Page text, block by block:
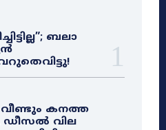
ബലാ
കനത്ത
ഡീസൽ വില